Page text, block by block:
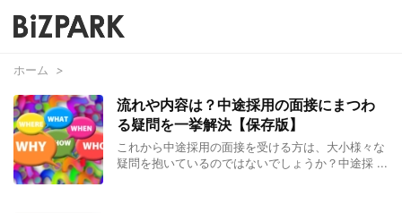
ホーム >
流れや内容は？中途採用の面接にまつわ
る疑問を一挙解決【保存版】
これから中途採用の面接を受ける方は、大小様々な
疑問を抱いているのではないでしょうか？中途採 ...